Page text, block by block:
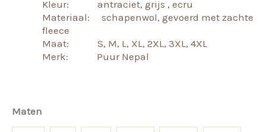
tot
€ 119,99
Kleur: antraciet, grijs , ecru
Materiaal: schapenwol, gevoerd met zachte
fleece
Maat: S, M, L, XL, 2XL, 3XL, 4XL
Merk: Puur Nepal
Maten